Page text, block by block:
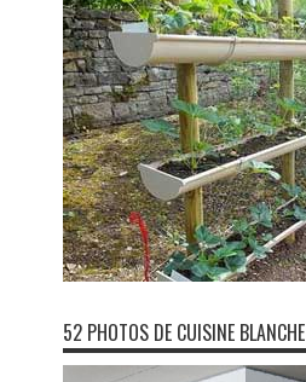
52 PHOTOS DE CUISINE BLANCHE